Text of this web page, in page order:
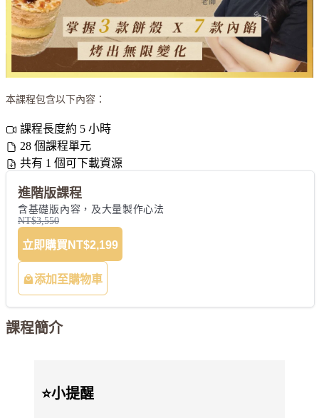
本課程包含以下內容：
課程長度約 5 小時
28 個課程單元
共有 1 個可下載資源
進階版課程
含基礎版內容，及大量製作心法
NT$3,550
立即購買 NT$2,199
添加至購物車
課程簡介
⭐️小提醒